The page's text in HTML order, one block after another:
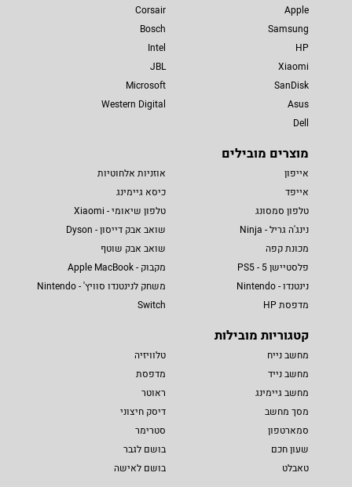
Apple
Samsung
HP
Xiaomi
SanDisk
Asus
Dell
Corsair
Bosch
Intel
JBL
Microsoft
Western Digital
מוצרים מובילים
אייפון
אייפד
טלפון סמסונג
נינג'ה גריל - Ninja
מכונת קפה
פלסטיישן 5 - PS5
נינטנדו - Nintendo
מדפסת HP
אוזניות אלחוטיות
כיסא גיימינג
טלפון שיאומי - Xiaomi
שואב אבק דייסון - Dyson
שואב אבק שוטף
מקבוק - Apple MacBook
משחק לנינטנדו סוויץ' - Nintendo
Switch
קטגוריות מובילות
מחשב נייח
מחשב נייד
מחשב גיימינג
מסך מחשב
סמארטפון
שעון חכם
טאבלט
טלוויזיה
מדפסת
ראוטר
דיסק חיצוני
סטרימר
בושם לגבר
בושם לאישה